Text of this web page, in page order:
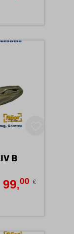
GORETEX, CARINTHIA, OLIV B
99,00 €